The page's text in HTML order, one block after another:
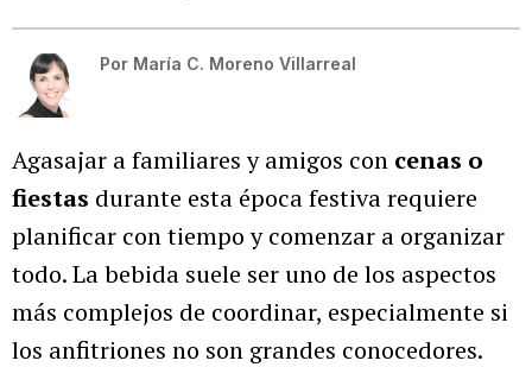
Por María C. Moreno Villarreal
Agasajar a familiares y amigos con cenas o
fiestas durante esta época festiva requiere
planificar con tiempo y comenzar a organizar
todo. La bebida suele ser uno de los aspectos
más complejos de coordinar, especialmente si
los anfitriones no son grandes conocedores.